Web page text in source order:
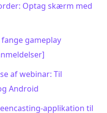
Optag skærm med
gameplay
af webinar: Til
Android
applikation til